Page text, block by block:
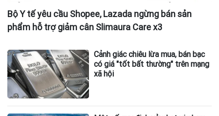
Bộ Y tế yêu cầu Shopee, Lazada ngừng bán sản
phẩm hỗ trợ giảm cân Slimaura Care x3
Cảnh giác chiêu lừa mua, bán bạc
có giá "tốt bất thường" trên mạng
xã hội